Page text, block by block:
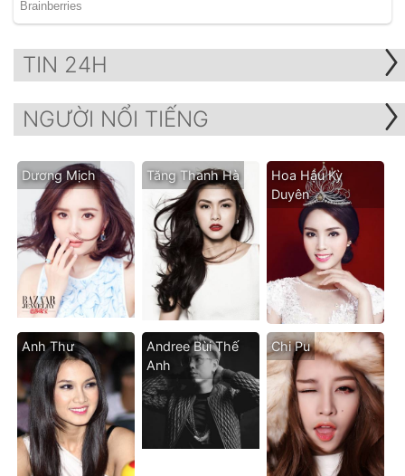
TIN 24H
NGƯỜI NỔI TIẾNG
Dương Mịch Tăng Thanh Hà
Hoa Hậu Kỳ
Duyên
Anh Thư
Andree Bùi Thế
Anh
Chi Pu